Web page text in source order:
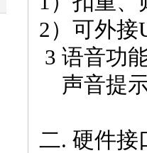
2）可外接
3 语音功
声音提
二. 硬件接